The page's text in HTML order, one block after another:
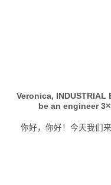
Veronica, INDUSTRIAL
be an engineer
你好，你好！今天我们